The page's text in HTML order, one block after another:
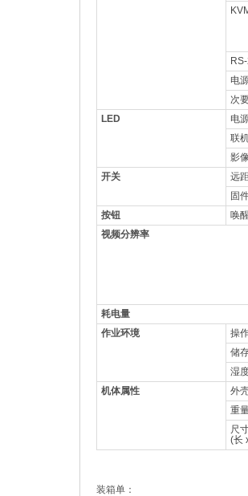
电
次
LED
电
联
影
开关
远
固
按钮
唤
视频分辨率
耗电量
作业环境
操
储
湿
机体属性
外
重
尺
(长
装箱单：